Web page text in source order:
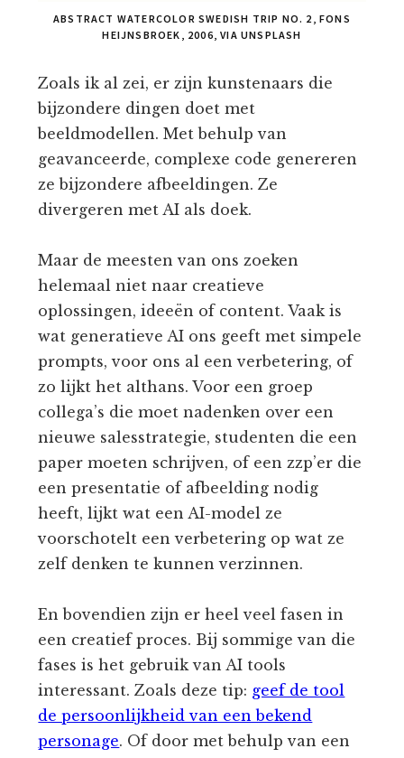
ABSTRACT WATERCOLOR SWEDISH TRIP NO. 2, FONS
HEIJNSBROEK, 2006, VIA UNSPLASH
Zoals ik al zei, er zijn kunstenaars die
bijzondere dingen doet met
beeldmodellen. Met behulp van
geavanceerde, complexe code genereren
ze bijzondere afbeeldingen. Ze
divergeren met AI als doek.
Maar de meesten van ons zoeken
helemaal niet naar creatieve
oplossingen, ideeën of content. Vaak is
wat generatieve AI ons geeft met simpele
prompts, voor ons al een verbetering, of
zo lijkt het althans. Voor een groep
collega’s die moet nadenken over een
nieuwe salesstrategie, studenten die een
paper moeten schrijven, of een zzp’er die
een presentatie of afbeelding nodig
heeft, lijkt wat een AI-model ze
voorschotelt een verbetering op wat ze
zelf denken te kunnen verzinnen.
En bovendien zijn er heel veel fasen in
een creatief proces. Bij sommige van die
fases is het gebruik van AI tools
interessant. Zoals deze tip: geef de tool
de persoonlijkheid van een bekend
personage. Of door met behulp van een